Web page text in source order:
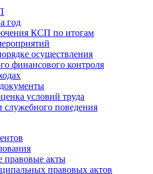
год
КСП по итогам
осуществления
финансового контроля
условий труда
служебного поведения
акты
правовых актов